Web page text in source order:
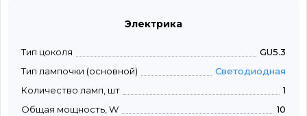
Электрика
Тип цоколя
GU5.3
Тип лампочки (основной)
Светодиодная
Количество ламп, шт
1
Общая мощность, W
10